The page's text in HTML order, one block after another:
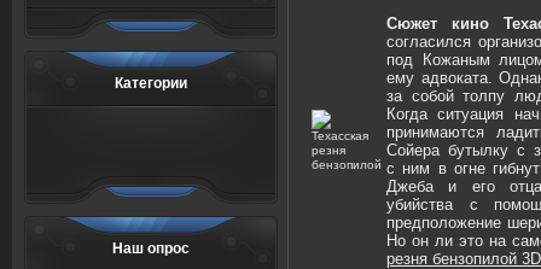
Категории
Наш опрос
Сюжет кино
согласился
под Кожаным
ему адвоката.
за собой толпу
Когда ситуация
принимаются
Сойера бутылку с
с ним в огне
Джеба и его
убийства с
предположение
Но он ли это на
резня бензопилой 3D